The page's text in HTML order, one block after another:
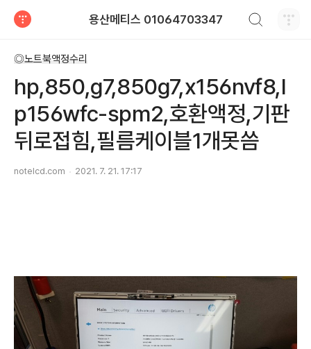
용산메티스 01064703347
◎노트북액정수리
hp,850,g7,850g7,x156nvf8,l
p156wfc-spm2,호환액정,기판
뒤로접힘,필름케이블1개못씀
notelcd.com 2021. 7. 21. 17:17